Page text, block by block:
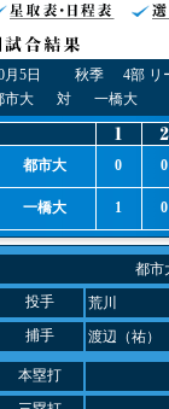
月5日 秋季
4部 リ
市大
対 一橋大
都市大 0 0
一橋大 1 0
都市
投手
荒川
捕手
渡辺（祐）
本塁打